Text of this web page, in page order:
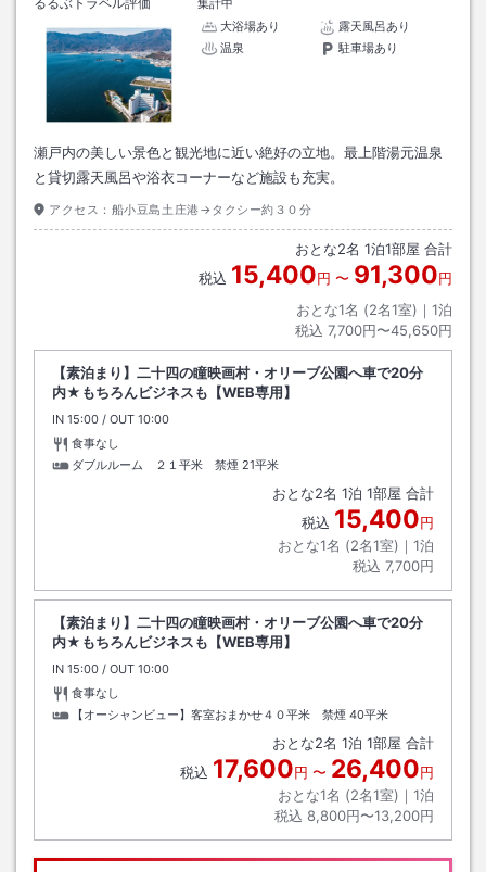
大浴場あり
露天風呂あり
温泉
駐車場あり
瀬戸内の美しい景色と観光地に近い絶好の立地。最上階湯元温泉
と貸切露天風呂や浴衣コーナーなど施設も充実。
アクセス： 船小豆島土庄港→タクシー約３０分
おとな2名 1泊1部屋 合計
税込 15,400円 〜 91,300円
おとな1名 (2名1室)｜ 1泊
税込 7,700円〜45,650円
【素泊まり】二十四の瞳映画村・オリーブ公園へ車で20分
内★もちろんビジネスも【WEB専用】
IN チェックイン
15:00 / OUT チェックアウト
10:00
食事なし
ダブルルーム ２１平米 禁煙 21平米
おとな2名 1泊 1部屋 合計
税込 15,400円
おとな1名 (2名1室)｜ 1泊
税込 7,700円
【素泊まり】二十四の瞳映画村・オリーブ公園へ車で20分
内★もちろんビジネスも【WEB専用】
IN チェックイン
15:00 / OUT チェックアウト
10:00
食事なし
【オーシャンビュー】客室おまかせ４０平米 禁煙 40平米
おとな2名 1泊 1部屋 合計
税込 17,600円 〜 26,400円
おとな1名 (2名1室)｜ 1泊
税込 8,800円〜13,200円